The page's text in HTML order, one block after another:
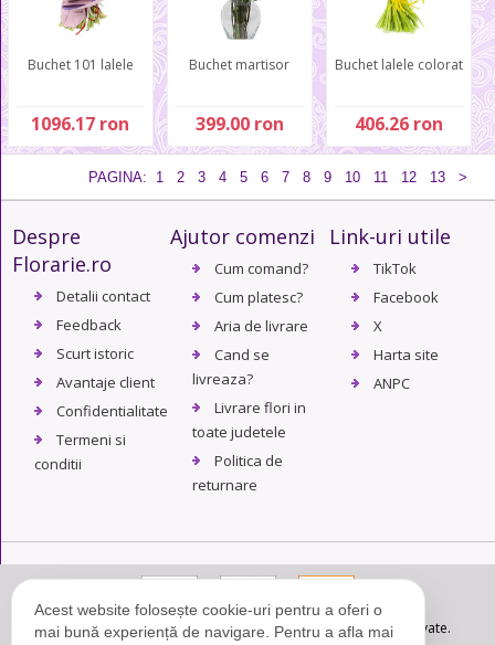
Buchet 101 lalele
1096.17 ron
Buchet martisor
399.00 ron
Buchet lalele colorat
406.26 ron
PAGINA: 1 2 3 4 5 6 7 8 9 10 11 12 13 >
Despre
Florarie.ro
Detalii contact
Feedback
Scurt istoric
Avantaje client
Confidentialitate
Termeni si
conditii
Ajutor comenzi
Cum comand?
Cum platesc?
Aria de livrare
Cand se
livreaza?
Livrare flori in
toate judetele
Politica de
returnare
Link-uri utile
TikTok
Facebook
X
Harta site
ANPC
© Copyright 2004 - 2026. Florarie.ro - Toate drepturile rezervate.
Acest website folosește cookie-uri pentru a oferi o
mai bună experiență de navigare. Pentru a afla mai